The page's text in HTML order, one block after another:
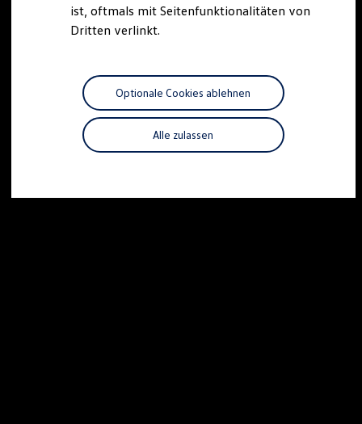
Software Updates
Service und Ersatzteile
Motorenöl und Flüssigkeiten
Räder und Reifen
Pannen- und Unfallhilfe
Economy Service
Volkswagen Teile
Zubehör
ist, oftmals mit Seitenfunktionalitäten von
Dritten verlinkt.
Alle zulassen
Optionale Cookies ablehnen